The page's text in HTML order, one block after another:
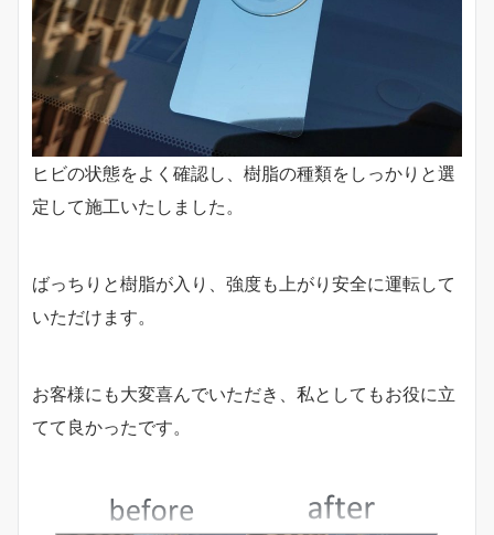
ヒビの状態をよく確認し、樹脂の種類をしっかりと選
定して施工いたしました。
ばっちりと樹脂が入り、強度も上がり安全に運転して
いただけます。
お客様にも大変喜んでいただき、私としてもお役に立
てて良かったです。